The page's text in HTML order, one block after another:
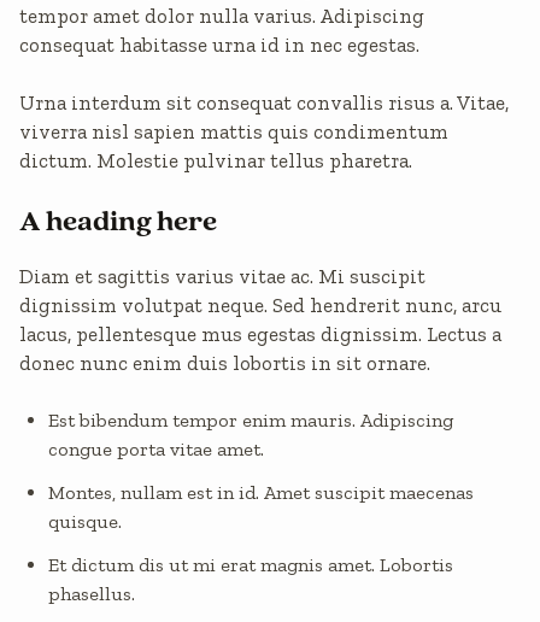
tempor amet dolor nulla varius. Adipiscing
consequat habitasse urna id in nec egestas.
Urna interdum sit consequat convallis risus a. Vitae,
viverra nisl sapien mattis quis condimentum
dictum. Molestie pulvinar tellus pharetra.
A heading here
Diam et sagittis varius vitae ac. Mi suscipit
dignissim volutpat neque. Sed hendrerit nunc, arcu
lacus, pellentesque mus egestas dignissim. Lectus a
donec nunc enim duis lobortis in sit ornare.
Est bibendum tempor enim mauris. Adipiscing
congue porta vitae amet.
Montes, nullam est in id. Amet suscipit maecenas
quisque.
Et dictum dis ut mi erat magnis amet. Lobortis
phasellus.